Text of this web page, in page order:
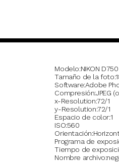
Modelo NIKON D750
Tamaño de la foto
SoftwareAdobe
CompresiónJPEG
x-Resolution72/1
y-Resolution72/1
Espacio de color1
ISO560
Orientación
Programa de
Tiempo de
Nombre archivo